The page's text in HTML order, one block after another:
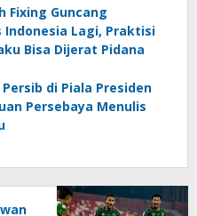
Fixing Guncang
Indonesia Lagi, Praktisi
Bisa Dijerat Pidana
di Piala Presiden
Persebaya Menulis